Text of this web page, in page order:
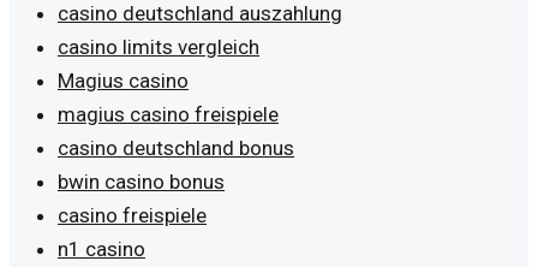
casino deutschland auszahlung
casino limits vergleich
Magius casino
magius casino freispiele
casino deutschland bonus
bwin casino bonus
casino freispiele
n1 casino